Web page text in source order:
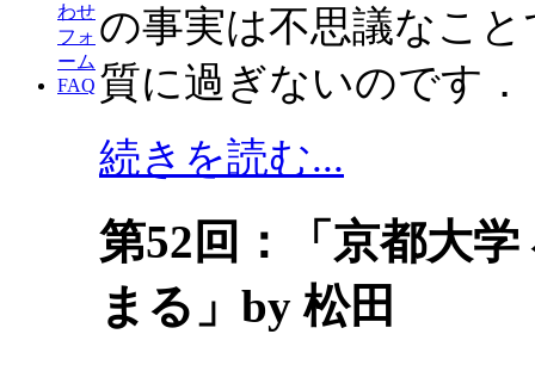
わせ
フォ
ーム
FAQ
の事実は不思議なこ
質に過ぎないのです．
続きを読む...
第52回：「京都大
まる」by 松田